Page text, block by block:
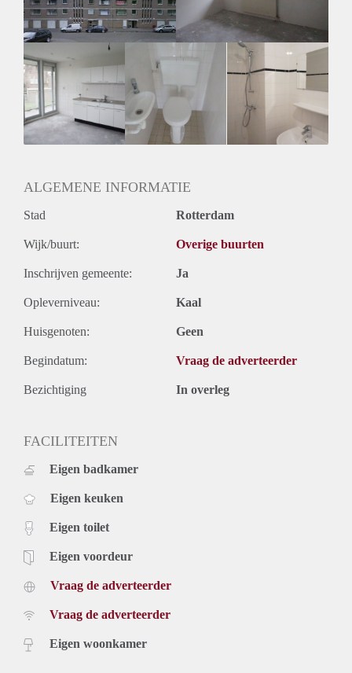
Huurtermijn
Onbepaalde termijn
Oplevering
Kaal
ALGEMENE INFORMATIE
Stad Rotterdam
Wijk/buurt: Overige buurten
Inschrijven gemeente: Ja
Opleverniveau: Kaal
Huisgenoten: Geen
Begindatum: Vraag de adverteerder
Bezichtiging In overleg
FACILITEITEN
Eigen badkamer
Eigen keuken
Eigen toilet
Eigen voordeur
Vraag de adverteerder
Vraag de adverteerder
Eigen woonkamer